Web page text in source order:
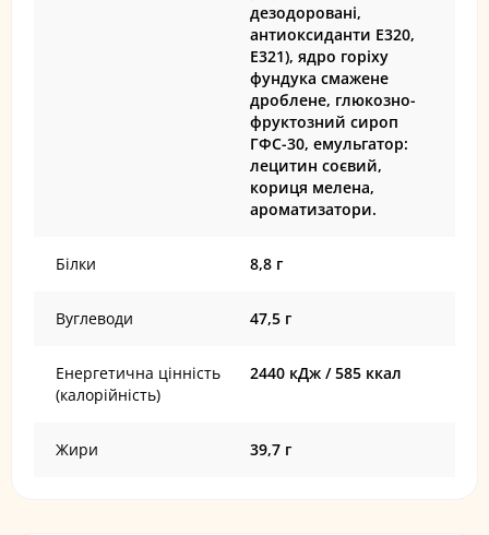
дезодоровані,
антиоксиданти Е320,
Е321), ядро горіху
фундука смажене
дроблене, глюкозно-
фруктозний сироп
ГФС-30, емульгатор:
лецитин соєвий,
кориця мелена,
ароматизатори.
Білки 8,8 г
Вуглеводи 47,5 г
Енергетична цінність
(калорійність)
2440 кДж / 585 ккал
Жири 39,7 г